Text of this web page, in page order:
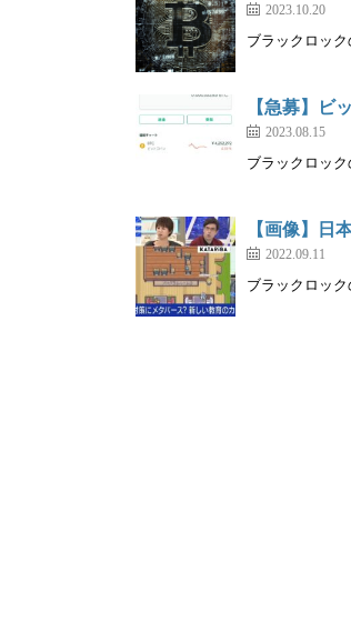
2023.10.20
ブラックロッ
【急募】ビ
2023.08.15
ブラックロッ
【画像】日
2022.09.11
ブラックロッ